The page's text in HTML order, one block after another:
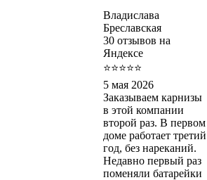
Владислава
Бреславская
30 отзывов на
Яндексе
⭐⭐⭐⭐⭐
5 мая 2026
Заказываем карнизы
в этой компании
второй раз. В первом
доме работает третий
год, без нареканий.
Недавно первый раз
поменяли батарейки